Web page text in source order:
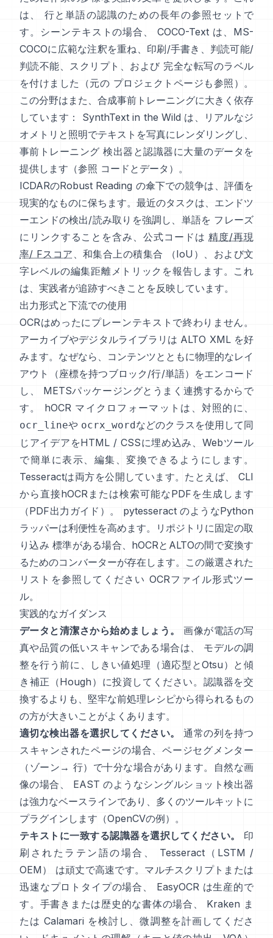
は、 行と単語の認識のための長年の参照セットで
す。シーンテキストの場合、
COCO-Text は、MS-
COCOに広範な注釈を重ね、印刷/手書き、判読可能/
判読不能、スクリプト、および 完全な転写のラベル
を付けました（元の プロジェクトページ も参照）。
この分野はまた、合成事前トレーニングに大きく依存
しています：
SynthText in the Wild は、リアルなジ
オメトリと照明でテキストを写真にレンダリングし、
事前トレーニング 検出器と認識器に大量のデータを
提供します（参照 コードとデータ ）。
ICDARのRobust Reading の傘下での競争は、評価を
現実的なものに保ちます。最近のタスクは、エンドツ
ーエンドの検出/読み取りを強調し、単語を フレーズ
にリンクすることを含み、公式コードは 精度/再現
率/ Fスコア 、和集合上の積集合 （IoU）、および文
字レベルの編集距離メトリックを報告します。これ
は、実践者が追跡すべきことを反映しています。
出力形式と下流での使用
OCRはめったにプレーンテキストで終わりません。
アーカイブやデジタルライブラリは ALTO XML を好
みます。なぜなら、コンテンツとともに物理的なレイ
アウト（座標を持つブロック/行/単語）をエンコード
し、 METSパッケージングとうまく連携するからで
す。
hOCR マイクロフォーマットは、対照的に、
ocr_lineや ocrx_wordなどのクラスを使用して同
じアイデアをHTML / CSSに埋め込み、Webツール
で簡単に表示、編集、変換できるようにします。
Tesseractは両方を公開しています。たとえば、 CLI
から直接hOCRまたは検索可能なPDFを生成します
（PDF出力ガイド ）。 pytesseract のようなPython
ラッパーは利便性を高めます。リポジトリに固定の取
り込み 標準がある場合、hOCRとALTOの間で変換す
るためのコンバーターが存在します。この厳選された
リストを参照してください OCRファイル形式ツー
ル。
実践的なガイダンス
データと清潔さから始めましょう。
画像が電話の写
真や品質の低いスキャンである場合は、 モデルの調
整を行う前に、しきい値処理（適応型とOtsu）と傾
き補正（Hough ）に投資してください。認識器を交
換するよりも、堅牢な前処理レシピから得られるもの
の方が大きいことがよくあります。
適切な検出器を選択してください。
通常の列を持つ
スキャンされたページの場合、ページセグメンター
（ゾーン→ 行）で十分な場合があります。自然な画
像の場合、
EAST のようなシングルショット検出器
は強力なベースラインであり、多くのツールキットに
プラグインします（OpenCVの例）。
テキストに一致する認識器を選択してください。
印
刷されたラテン語の場合、
Tesseract（LSTM /
OEM）
は頑丈で高速です。マルチスクリプトまたは
迅速なプロトタイプの場合、
EasyOCR は生産的で
す。手書きまたは歴史的な書体の場合、
Kraken ま
たは Calamari を検討し、微調整を計画してくださ